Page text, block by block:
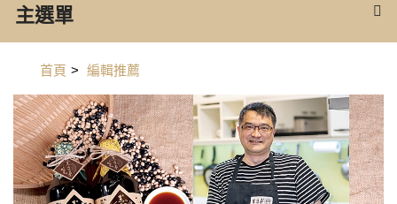
主選單
首頁 > 編輯推薦